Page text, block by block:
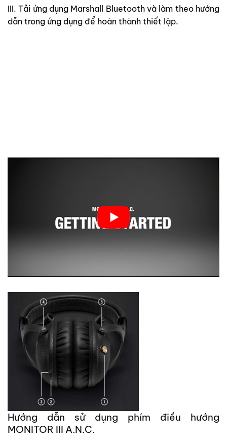
III. Tải ứng dụng Marshall Bluetooth và làm theo hướng
dẫn trong ứng dụng để hoàn thành thiết lập.
Hướng dẫn sử dụng phím điều hướng
MONITOR III A.N.C.